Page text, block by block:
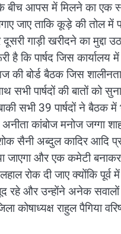
बीच आपस में मिलने का एक
जाए ताकि कूड़े की तोल में
गाड़ी खरीदने का मुद्दा
है कि पार्षद जिस
की बोर्ड बैठक जिस
पार्षदों की बातों को सुना
सभी 39 पार्षदों ने बैठक में
अनीता कांबोज मनोज
सैनी अब्दुल कादिर आदि
जाएगा और एक कमेटी बनाकर
रोक दी जाए क्योंकि पूर्व
और उन्होंने अनेक सवालों
कोषाध्यक्ष राहुल पैगिया